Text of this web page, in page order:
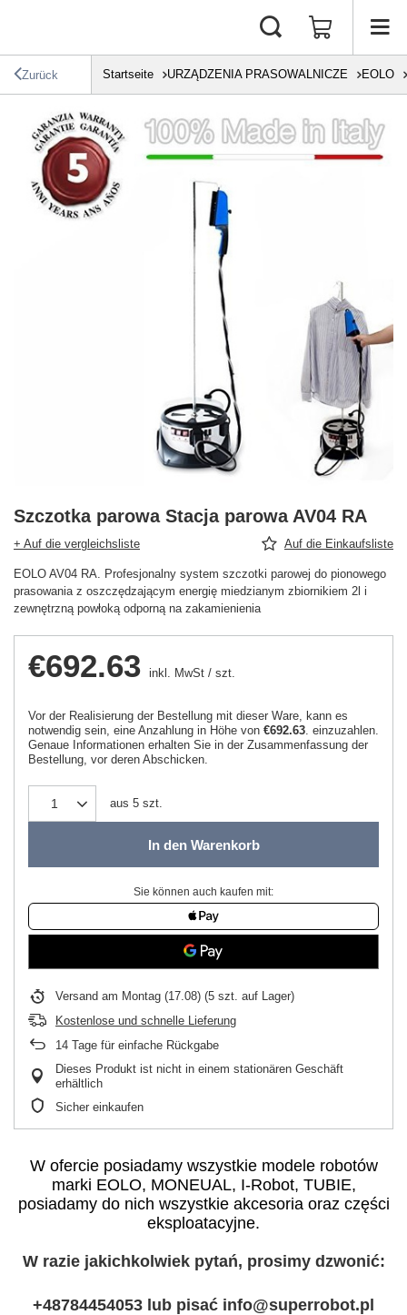
Zurück Startseite URZĄDZENIA PRASOWALNICZE EOLO
Szczotka parowa Stacja parowa AV04 RA
+ Auf die vergleichsliste Auf die Einkaufsliste
EOLO AV04 RA. Profesjonalny system szczotki parowej do pionowego
prasowania z oszczędzającym energię miedzianym zbiornikiem 2l i
zewnętrzną powłoką odporną na zakamienienia
€692.63 inkl. MwSt / szt.
Vor der Realisierung der Bestellung mit dieser Ware, kann es
notwendig sein, eine Anzahlung in Höhe von €692.63. einzuzahlen.
Genaue Informationen erhalten Sie in der Zusammenfassung der
Bestellung, vor deren Abschicken.
aus 5 szt.
In den Warenkorb
Sie können auch kaufen mit:
Versand am Montag (17.08) (5 szt. auf Lager)
Kostenlose und schnelle Lieferung
14 Tage für einfache Rückgabe
Dieses Produkt ist nicht in einem stationären Geschäft
erhältlich
Sicher einkaufen
W ofercie posiadamy wszystkie modele robotów
marki EOLO, MONEUAL, I-Robot, TUBIE,
posiadamy do nich wszystkie akcesoria oraz części
eksploatacyjne.
W razie jakichkolwiek pytań, prosimy dzwonić:
+48784454053 lub pisać info@superrobot.pl